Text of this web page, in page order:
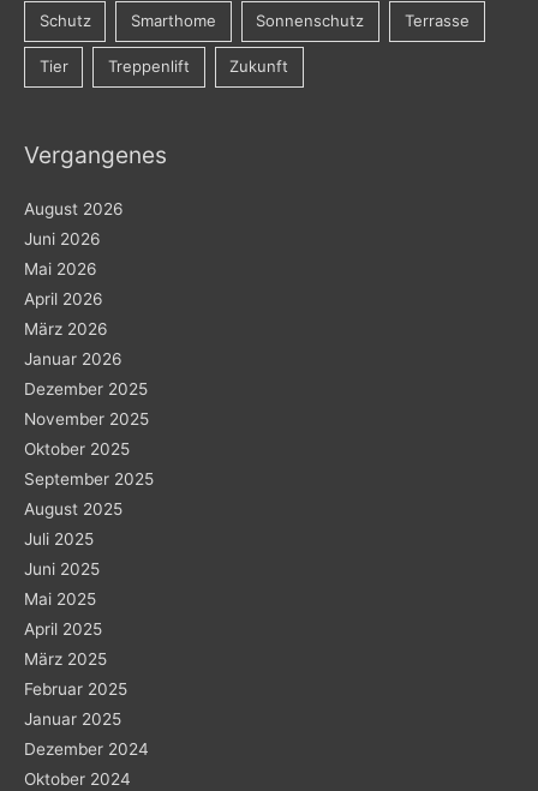
Schutz Smarthome Sonnenschutz Terrasse
Tier Treppenlift Zukunft
Vergangenes
August 2026
Juni 2026
Mai 2026
April 2026
März 2026
Januar 2026
Dezember 2025
November 2025
Oktober 2025
September 2025
August 2025
Juli 2025
Juni 2025
Mai 2025
April 2025
März 2025
Februar 2025
Januar 2025
Dezember 2024
Oktober 2024